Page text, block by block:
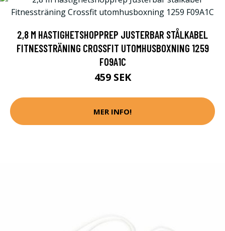
2,8 M HASTIGHETSHOPPREP JUSTERBAR STÅLKABEL
FITNESSTRÄNING CROSSFIT UTOMHUSBOXNING 1259
F09A1C
459 SEK
MER INFO!